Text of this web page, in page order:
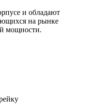
и обладают
на рынке
мощности.